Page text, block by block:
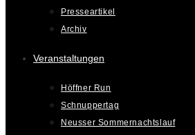
Presseartikel
Archiv
Veranstaltungen
Höffner Run
Schnuppertag
Neusser Sommernachtslauf